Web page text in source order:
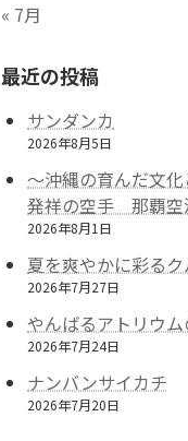
« 7月
最近の投稿
サンダンカ
2026年8月5日
～沖縄の育んだ文
発祥の空手 那覇空
2026年8月1日
夏を爽やかに彩る
2026年7月27日
やんばるアトリウ
2026年7月24日
ナンバンサイカチ
2026年7月20日